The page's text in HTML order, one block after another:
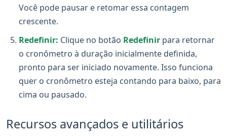
Você pode pausar e retomar essa contagem
crescente.
Redefinir: Clique no botão Redefinir para retornar
o cronômetro à duração inicialmente definida,
pronto para ser iniciado novamente. Isso funciona
quer o cronômetro esteja contando para baixo, para
cima ou pausado.
Recursos avançados e utilitários